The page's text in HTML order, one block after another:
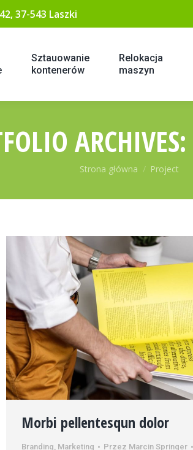
37-543 Laszki
Sztauowanie
kontenerów
Relokacja
maszyn
ARCHIVES:
Jesteś tutaj:
Strona główna Project
Morbi pellentesqun dolor
Branding, Marketing Przez Marcin Springer